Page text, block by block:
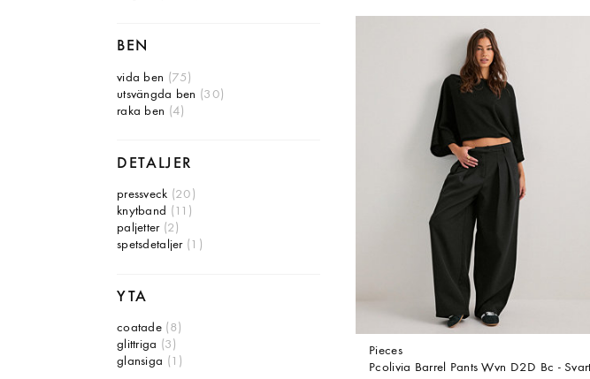
BEN
vida ben (75)
utsvängda ben (30)
raka ben (4)
DETALJER
pressveck (20)
knytband (11)
paljetter(2)
spetsdetaljer(1)
YTA
coatade (8)
glittriga (3)
glansiga (1)
Pieces
Pcolivia Barrel Pants Wvn D2D Bc -